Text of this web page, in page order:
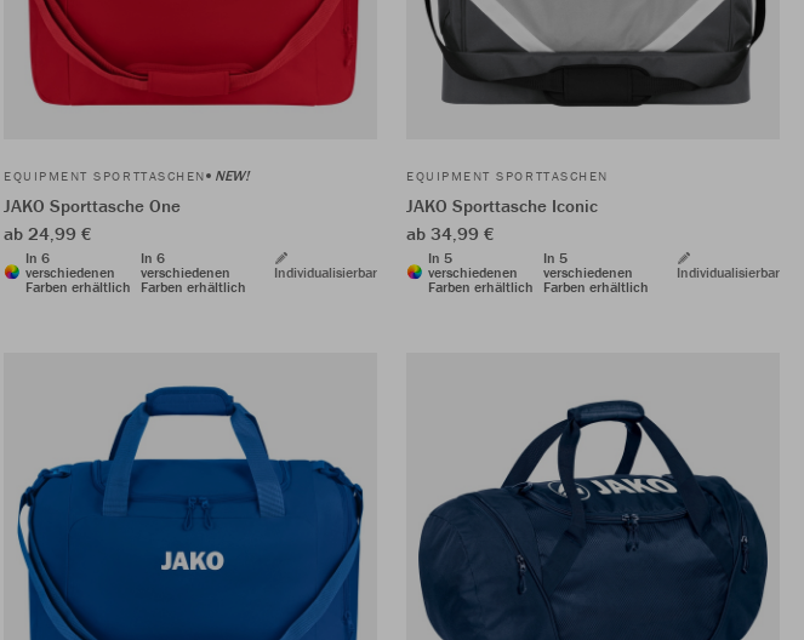
EQUIPMENT SPORTTASCHEN NEW!
JAKO Sporttasche One
ab 24,99 €
In 6
verschiedenen
Farben erhältlich
In 6
verschiedenen
Farben erhältlich
Individualisierbar
EQUIPMENT SPORTTASCHEN
JAKO Sporttasche Iconic
ab 34,99 €
In 5
verschiedenen
Farben erhältlich
In 5
verschiedenen
Farben erhältlich
Individualisierbar